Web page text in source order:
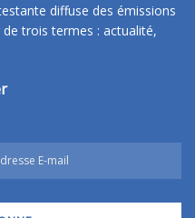
diffuse des émissions
trois termes : actualité,